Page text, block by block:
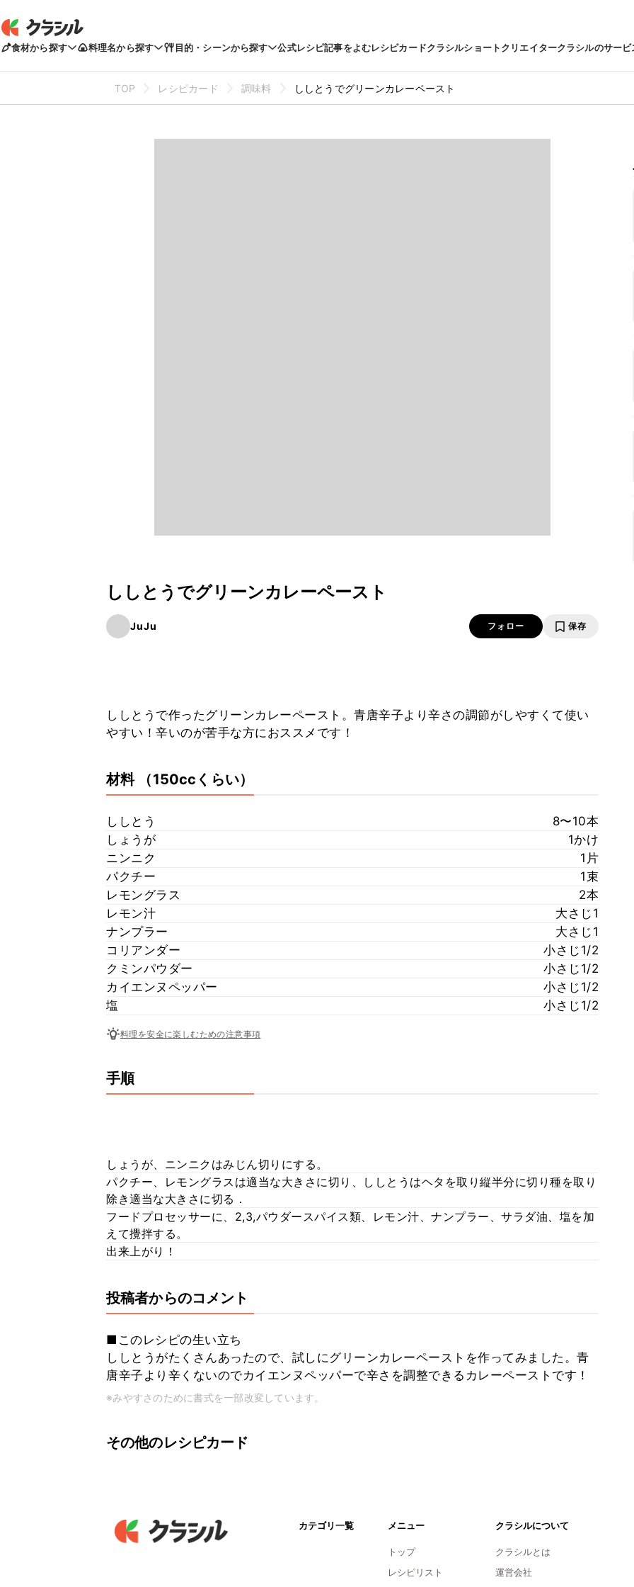
食材から探す 料理名から探す 目的・シーンから探す 公式レシピ記事をよむレシピカードクラシルショートクリエイタークラシルのサービ
TOP レシピカード 調味料 ししとうでグリーンカレーペースト
ししとうでグリーンカレーペースト
JuJu フォロー 保存
ししとうで作ったグリーンカレーペースト。青唐辛子より辛さの調節がしやすくて使い
やすい！辛いのが苦手な方におススメです！
材料 （150ccくらい）
ししとう
8〜10本
しょうが
1かけ
ニンニク
1片
パクチー
1束
レモングラス
2本
レモン汁
大さじ1
ナンプラー
大さじ1
コリアンダー
小さじ1/2
クミンパウダー
小さじ1/2
カイエンヌペッパー
小さじ1/2
塩
小さじ1/2
料理を安全に楽しむための注意事項
手順
しょうが、ニンニクはみじん切りにする。
パクチー、レモングラスは適当な大きさに切り、ししとうはヘタを取り縦半分に切り種を取り
除き適当な大きさに切る．
フードプロセッサーに、2,3,パウダースパイス類、レモン汁、ナンプラー、サラダ油、塩を加
えて攪拌する。
出来上がり！
投稿者からのコメント
■このレシピの生い立ち
ししとうがたくさんあったので、試しにグリーンカレーペーストを作ってみました。青
唐辛子より辛くないのでカイエンヌペッパーで辛さを調整できるカレーペーストです！
※みやすさのために書式を一部改変しています。
その他のレシピカード
カテゴリ一覧 メニュー
トップ
レシピリスト
クラシルについて
クラシルとは
運営会社